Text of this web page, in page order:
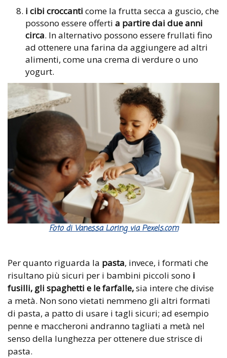
i cibi croccanti come la frutta secca a guscio, che
possono essere offerti a partire dai due anni
circa. In alternativo possono essere frullati fino
ad ottenere una farina da aggiungere ad altri
alimenti, come una crema di verdure o uno
yogurt.
Foto di Vanessa Loring via Pexels.com
Per quanto riguarda la pasta, invece, i formati che
risultano più sicuri per i bambini piccoli sono i
fusilli, gli spaghetti e le farfalle,sia intere che divise
a metà. Non sono vietati nemmeno gli altri formati
di pasta, a patto di usare i tagli sicuri; ad esempio
penne e maccheroni andranno tagliati a metà nel
senso della lunghezza per ottenere due strisce di
pasta.